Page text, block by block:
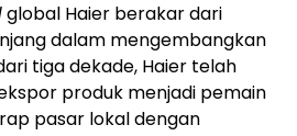
global Haier berakar dari
dalam mengembangkan
tiga dekade, Haier telah
produk menjadi pemain
pasar lokal dengan